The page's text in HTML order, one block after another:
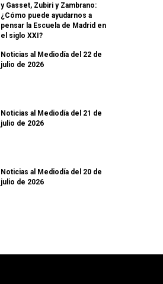
y Gasset, Zubiri y Zambrano:
¿Cómo puede ayudarnos a
pensar la Escuela de Madrid en
el siglo XXI?
Noticias al Mediodía del 22 de
julio de 2026
Noticias al Mediodía del 21 de
julio de 2026
Noticias al Mediodía del 20 de
julio de 2026